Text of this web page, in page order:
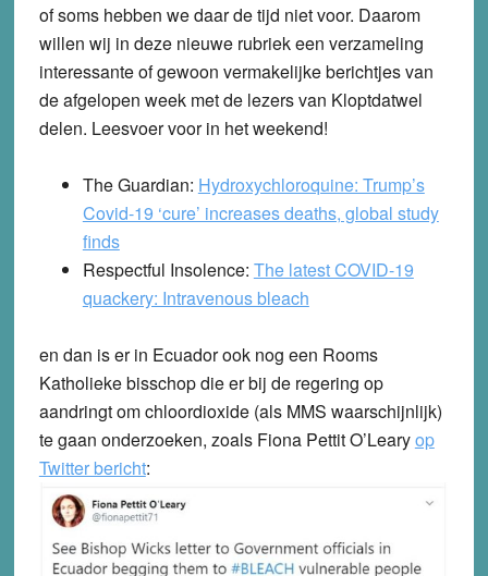
of soms hebben we daar de tijd niet voor. Daarom
willen wij in deze nieuwe rubriek een verzameling
interessante of gewoon vermakelijke berichtjes van
de afgelopen week met de lezers van Kloptdatwel
delen. Leesvoer voor in het weekend!
The Guardian: Hydroxychloroquine: Trump’s
Covid-19 ‘cure’ increases deaths, global study
finds
Respectful Insolence: The latest COVID-19
quackery: Intravenous bleach
en dan is er in Ecuador ook nog een Rooms
Katholieke bisschop die er bij de regering op
aandringt om chloordioxide (als MMS waarschijnlijk)
te gaan onderzoeken, zoals Fiona Pettit O’Learyop
Twitter bericht: